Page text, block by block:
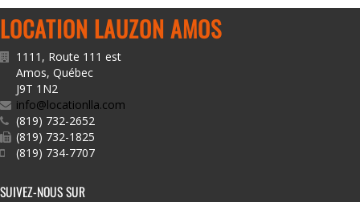
LOCATION LAUZON AMOS
1111, Route 111 est
Amos, Québec
J9T 1N2
info@locationlla.com
(819) 732-2652
(819) 732-1825
(819) 734-7707
SUIVEZ-NOUS SUR